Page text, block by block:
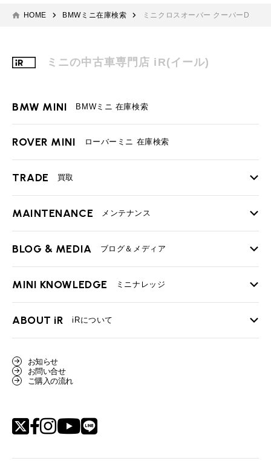
HOME BMWミニ在庫検索 ミニクロスオーバー クーパーD
ミニの中古車専門店 iR(イール)
BMW MINI BMWミニ 在庫検索
ROVER MINI ローバーミニ 在庫検索
TRADE 買取
TOP
必要書類
BMWミニ買取査定依頼
ローバーミニ買取査定依頼
MAINTENANCE メンテナンス
TOP
最近の修理実績
BLOG & MEDIA ブログ＆メディア
TOP
User's Voice 購入者様の声
Part's Report
MINI KNOWLEDGE ミニナレッジ
TOP
ローバーミニナレッジ
ABOUT iR iRについて
スタッフ紹介
リクルート
お知らせ
お問い合せ
ご購入の流れ